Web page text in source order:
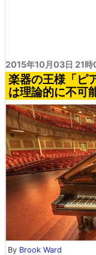
2015年10月03日 21
楽器の王様「ピ
は理論的に不可
By Brook Ward